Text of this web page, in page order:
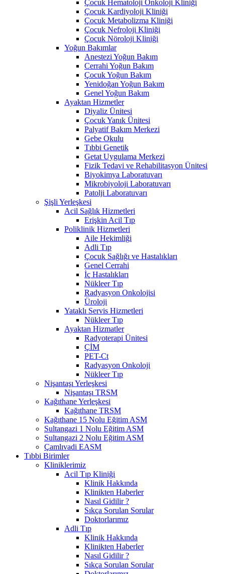
Çocuk Hematoloji Onkoloji Kliniği
Çocuk Kardiyoloji Kliniği
Çocuk Metabolizma Kliniği
Çocuk Nefroloji Kliniği
Çocuk Nöroloji Kliniği
Yoğun Bakımlar
Anestezi Yoğun Bakım
Cerrahi Yoğun Bakım
Çocuk Yoğun Bakım
Yenidoğan Yoğun Bakım
Genel Yoğun Bakım
Ayaktan Hizmetler
Diyaliz Ünitesi
Çocuk Yanık Ünitesi
Palyatif Bakım Merkezi
Gebe Okulu
Tıbbi Genetik
Getat Uygulama Merkezi
Fizik Tedavi ve Rehabilitasyon Ünitesi
Biyokimya Laboratuvarı
Mikrobiyoloji Laboratuvarı
Patolji Laboratuvarı
Şişli Yerleşkesi
Acil Sağlık Hizmetleri
Erişkin Acil Tıp
Poliklinik Hizmetleri
Aile Hekimliği
Adli Tıp
Çocuk Sağlığı ve Hastalıkları
Genel Cerrahi
İç Hastalıkları
Nükleer Tıp
Radyasyon Onkolojisi
Üroloji
Yataklı Servis Hizmetleri
Nükleer Tıp
Ayaktan Hizmatler
Radyoterapi Ünitesi
ÇİM
PET-Ct
Radyasyon Onkoloji
Nükleer Tıp
Nişantaşı Yerleşkesi
Nişantaşı TRSM
Kağıthane Yerleşkesi
Kağıthane TRSM
Kağıthane 15 Nolu Eğitim ASM
Sultangazi 1 Nolu Eğitim ASM
Sultangazi 2 Nolu Eğitim ASM
Çamlıvadi EASM
Tıbbi Birimler
Kliniklerimiz
Acil Tıp Kliniği
Klinik Hakkında
Klinikten Haberler
Nasıl Gidilir ?
Sıkça Sorulan Sorular
Doktorlarımız
Adli Tıp
Klinik Hakkında
Klinikten Haberler
Nasıl Gidilir ?
Sıkça Sorulan Sorular